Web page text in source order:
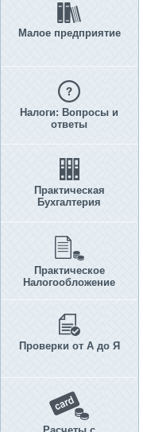
Малое предприятие
Налоги: Вопросы и
ответы
Практическая
Бухгалтерия
Практическое
Налогообложение
Проверки от А до Я